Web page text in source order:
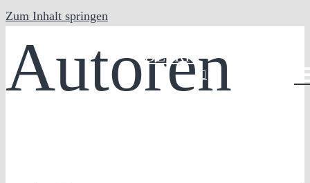
Zum Inhalt springen
DEFRIT
Autoren